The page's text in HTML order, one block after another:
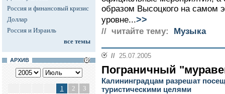
Россия и финансовый кризис
Доллар
Россия и Израиль
все темы
АРХИВ
1 2
3
образом Высоцкого на самом
уровне...>>
// читайте тему: Музыка
// 25.07.2005
Пограничный
Калининградцам разрешат
туристическими целями